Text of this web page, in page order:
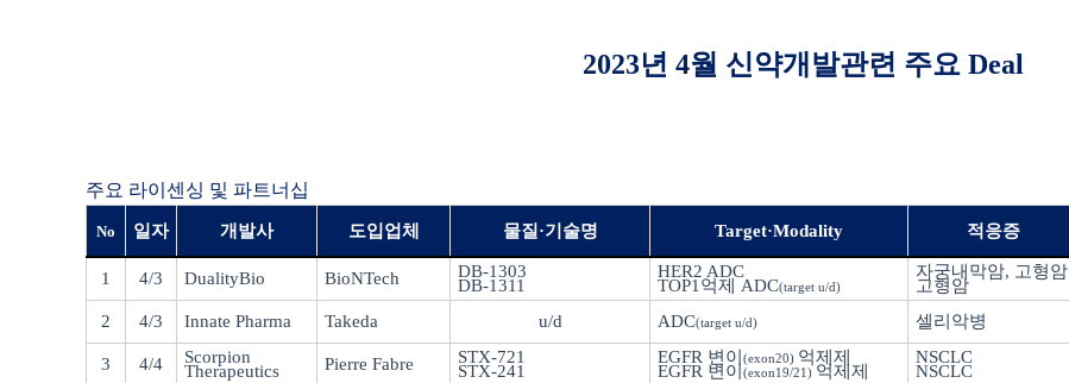
2023년 4월 신약개발관련 주요 Deal
주요 라이센싱 및 파트너십
No 일자 개발사 도입업체 물질·기술명 Target·Modality 적응증
1
4/3 DualityBio BioNTech DB-1303
DB-1311
HER2 ADC
TOP1 억제 ADC(target u/d)
자궁내막암, 고형암
고형암
2 4/3 Innate Pharma Takeda u/d ADC(target u/d) 셀리악병
3 4/4 Scorpion
Therapeutics Pierre Fabre STX-721
STX-241
EGFR 변이 (exon20) 억제제
EGFR 변이(exon19/21) 억제제
NSCLC
NSCLC